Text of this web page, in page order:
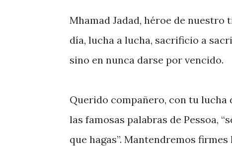
Mhamad Jadad, héroe de nuestro
día, lucha a lucha, sacrificio a
sino en nunca darse por vencido.
Querido compañero, con tu
las famosas palabras de Pessoa,
que hagas”. Mantendremos